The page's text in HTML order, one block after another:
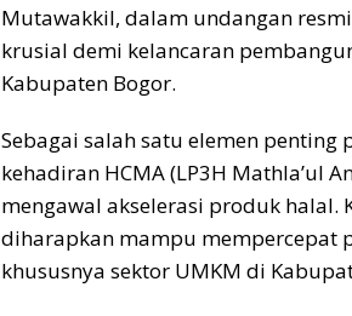
Mutawakkil, dalam undangan
krusial demi kelancaran
Kabupaten Bogor.
​Sebagai salah satu elemen
kehadiran HCMA (LP3H Mathla’ul
mengawal akselerasi produk
diharapkan mampu mempercepat
khususnya sektor UMKM di